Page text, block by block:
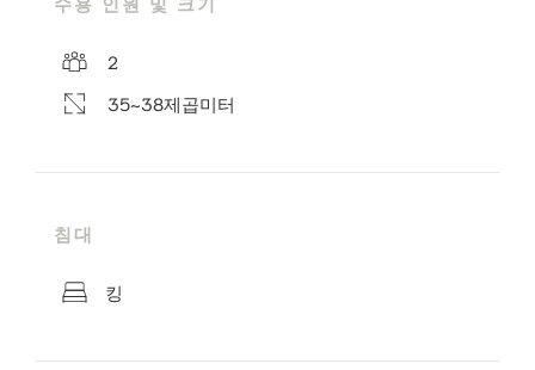
2
35~38제곱미터
침대
킹